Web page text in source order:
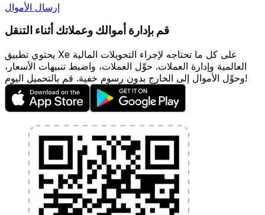
إرسال الأموال
قم بإدارة أموالك وعملاتك أثناء التنقل
يحتوي تطبيق Xe على كل ما تحتاجه لإجراء التحويلات المالية
العالمية وإدارة العملات. حوِّل العملات، واضبط تنبيهات الأسعار،
وحوِّل الأموال إلى الخارج بدون رسوم خفية. قم بالتحميل اليوم!